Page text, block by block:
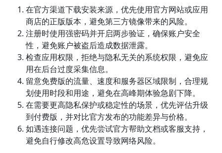
在官方渠道下载安装来源，优先使用官方网站或应用
商店的正版版本，避免第三方镜像带来的风险。
注册时使用强密码并开启两步验证，确保账户安全
性，避免账户被盗后造成数据泄露。
检查应用权限，拒绝与隐私无关的系统权限，避免应
用在后台过度采集信息。
留意免费版的流量、速度和服务器区域限制，合理规
划使用时段和用途，避免在高峰期体验急剧下降。
在需要更高隐私保护或稳定性的场景，优先评估升级
到付费版，并对比官方发布的功能差异与价格。
如遇连接问题，优先尝试官方帮助文档或客服支持，
避免自行修改高危设置导致网络风险。